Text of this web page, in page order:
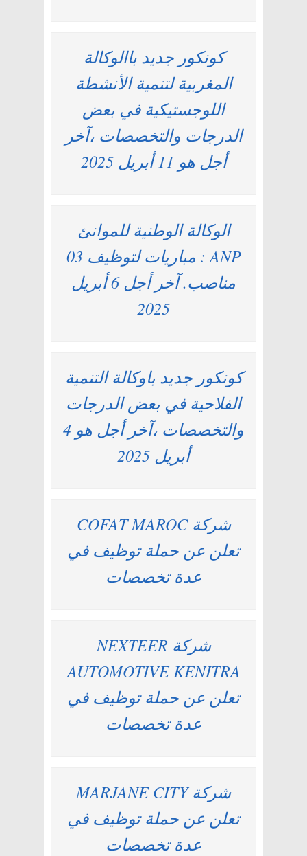
كونكور جديد باالوكالة
المغربية لتنمية الأنشطة
اللوجستيكية في بعض
الدرجات والتخصصات ،آخر
أجل هو 11 أبريل 2025
الوكالة الوطنية للموانئ
ANP : مباريات لتوظيف 03
مناصب. آخر أجل 6 أبريل
2025
كونكور جديد باوكالة التنمية
الفلاحية في بعض الدرجات
والتخصصات ،آخر أجل هو 4
أبريل 2025
شركة COFAT MAROC
تعلن عن حملة توظيف في
عدة تخصصات
شركة NEXTEER
AUTOMOTIVE KENITRA
تعلن عن حملة توظيف في
عدة تخصصات
شركة MARJANE CITY
تعلن عن حملة توظيف في
عدة تخصصات